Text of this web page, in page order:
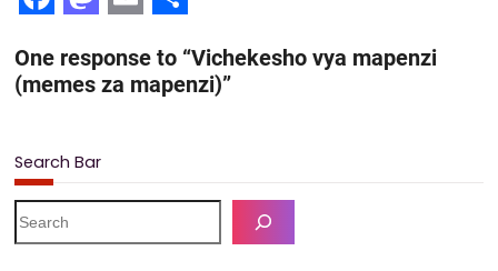
a
c
b
o
o
a
s
o
d
o
m
a
l
h
a
e
One response to “Vichekesho vya mapenzi
(memes za mapenzi)”
Search Bar
e